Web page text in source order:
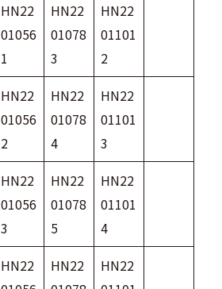
HN22
01056
1
HN22
01078
3
HN22
01101
2
HN22
01056
2
HN22
01078
4
HN22
01101
3
HN22
01056
3
HN22
01078
5
HN22
01101
4
HN22
HN22
HN22